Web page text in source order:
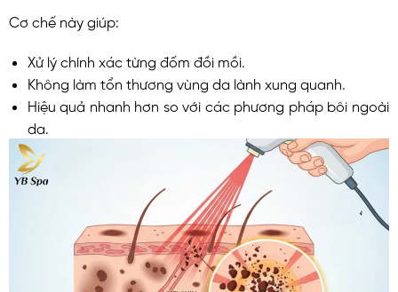
Cơ chế này giúp:
Xử lý chính xác từng đốm đồi mồi.
Không làm tổn thương vùng da lành xung quanh.
Hiệu quả nhanh hơn so với các phương pháp bôi ngoài
da.